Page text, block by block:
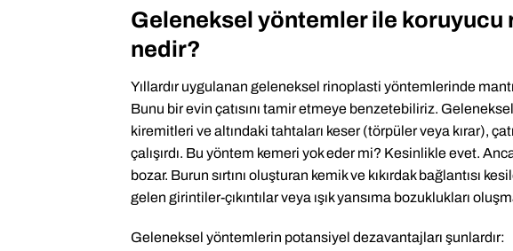
Geleneksel yöntemler ile koruyucu
nedir?
Yıllardır uygulanan geleneksel rinoplasti yöntemlerinde
Bunu bir evin çatısını tamir etmeye benzetebiliriz.
kiremitleri ve altındaki tahtaları keser (törpüler veya kırar),
çalışırdı. Bu yöntem kemeri yok eder mi? Kesinlikle evet.
bozar. Burun sırtını oluşturan kemik ve kıkırdak bağlantısı
gelen girintiler-çıkıntılar veya ışık yansıma bozuklukları
Geleneksel yöntemlerin potansiyel dezavantajları şunlardır: